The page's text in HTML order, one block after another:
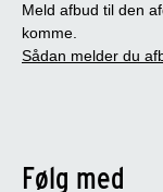
Meld afbud til den
komme.
Sådan melder du
Følg med